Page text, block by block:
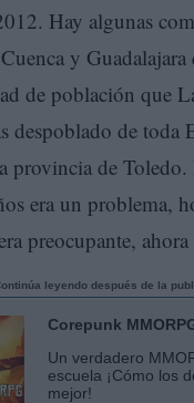
Hay algunas
y Guadalajara
de población que
despoblado de toda
provincia de
era un problema,
preocupante, ahora
leyendo después de la
Corepunk
Un verdadero
escuela ¡Cómo los
mejor!